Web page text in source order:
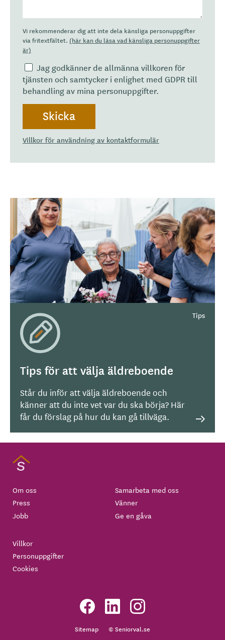
Vi rekommenderar dig att inte dela känsliga personuppgifter
via fritextfältet. (här kan du läsa vad känsliga personuppgifter
är)
Jag godkänner de allmänna villkoren för
tjänsten och samtycker i enlighet med GDPR till
behandling av mina personuppgifter.
Villkor för användning av kontaktformulär
Tips för att välja äldreboende
Står du inför att välja äldreboende och
känner att du inte vet var du ska börja? Här
får du förslag på hur du kan gå tillväga.
Om oss
Press
Jobb
Samarbeta med oss
Vänner
Ge en gåva
Villkor
Personuppgifter
Cookies
Sitemap © Seniorval.se